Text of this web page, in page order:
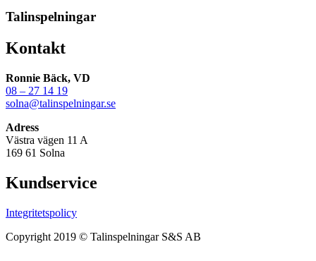
Talinspelningar
Kontakt
Ronnie Bäck, VD
08 – 27 14 19
solna@talinspelningar.se
Adress
Västra vägen 11 A
169 61 Solna
Kundservice
Integritetspolicy
Copyright 2019 © Talinspelningar S&S AB